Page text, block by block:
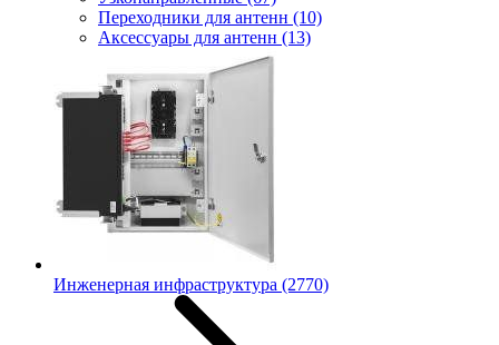
Переходники для антенн (10)
Аксессуары для антенн (13)
Инженерная инфраструктура (2770)